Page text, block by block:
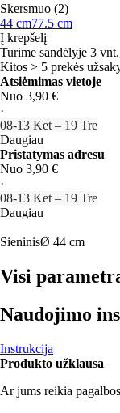
Skersmuo (2)
44 cm77.5 cm
Į krepšelį
Turime sandėlyje 3
Kitos > 5 prekės
Atsiėmimas vietoje
Nuo 3,90 €
·
08‑13 Ket – 19 Tre
Daugiau
Pristatymas adresu
Nuo 3,90 €
·
08‑13 Ket – 19 Tre
Daugiau
SieninisØ 44 cm
Visi
Naudojimo
Instrukcija
Produkto užklausa
Ar jums reikia